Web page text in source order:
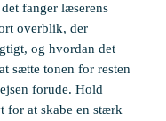
fanger læserens
overblik, der
og hvordan det
sætte tonen for resten
forude. Hold
for at skabe en stærk